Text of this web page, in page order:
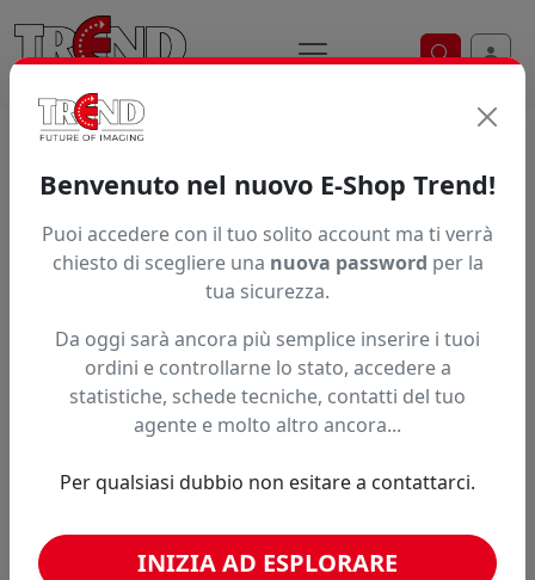
Ricerca
A partire da:
Accedi per il prezzo riservato
Aspiratore fumi DTF-AIR FILTER
carboni attivi
Benvenuto nel nuovo E-Shop Trend!
Puoi accedere con il tuo solito account ma ti verrà
chiesto di scegliere una nuova password per la
tua sicurezza.
Da oggi sarà ancora più semplice inserire i tuoi
ordini e controllarne lo stato, accedere a
statistiche, schede tecniche, contatti del tuo
agente e molto altro ancora...
Per qualsiasi dubbio non esitare a contattarci.
INIZIA AD ESPLORARE